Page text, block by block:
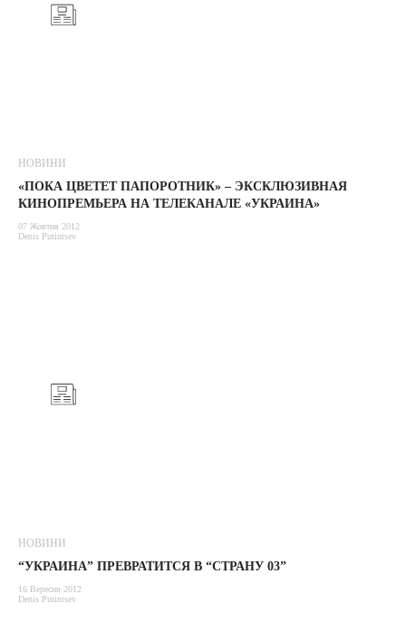
НОВИНИ
«ПОКА ЦВЕТЕТ ПАПОРОТНИК» – ЭКСКЛЮЗИВНАЯ
КИНОПРЕМЬЕРА НА ТЕЛЕКАНАЛЕ «УКРАИНА»
07 Жовтня 2012
Denis Putintsev
НОВИНИ
“УКРАИНА” ПРЕВРАТИТСЯ В “СТРАНУ 03”
16 Вересня 2012
Denis Putintsev